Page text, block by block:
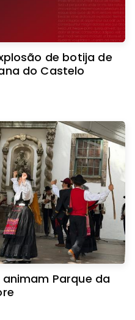
de botija de
do Castelo
animam Parque da